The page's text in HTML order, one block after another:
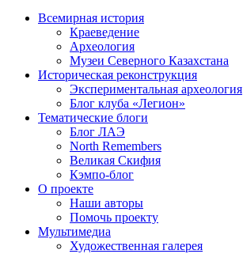
Всемирная история
Краеведение
Археология
Музеи Северного Казахстана
Историческая реконструкция
Экспериментальная археология
Блог клуба «Легион»
Тематические блоги
Блог ЛАЭ
North Remembers
Великая Скифия
Кэмпо-блог
О проекте
Наши авторы
Помочь проекту
Мультимедиа
Художественная галерея